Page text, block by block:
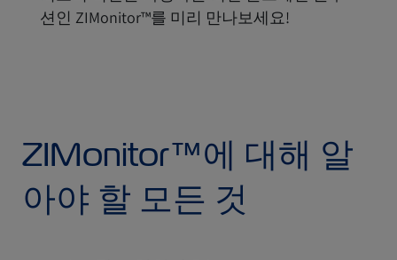
션인 ZIMonitor™를 미리 만나보세요!
ZIMonitor™에 대해 알
아야 할 모든 것